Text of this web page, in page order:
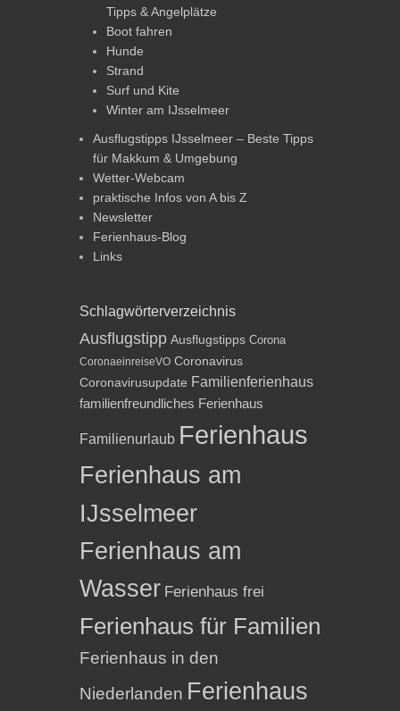
Tipps & Angelplätze
Boot fahren
Hunde
Strand
Surf und Kite
Winter am IJsselmeer
Ausflugstipps IJsselmeer – Beste Tipps
für Makkum & Umgebung
Wetter-Webcam
praktische Infos von A bis Z
Newsletter
Ferienhaus-Blog
Links
Schlagwörterverzeichnis
Ausflugstipp Ausflugstipps Corona
CoronaeinreiseVO Coronavirus
Coronavirusupdate Familienferienhaus
familienfreundliches Ferienhaus
Familienurlaub Ferienhaus
Ferienhaus am
IJsselmeer
Ferienhaus am
Wasser Ferienhaus frei
Ferienhaus für Familien
Ferienhaus in den
Niederlanden Ferienhaus